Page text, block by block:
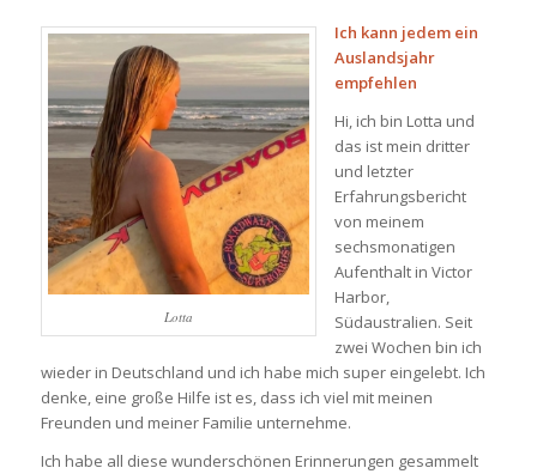
Lotta
Ich kann jedem ein
Auslandsjahr
empfehlen
Hi, ich bin Lotta und
das ist mein dritter
und letzter
Erfahrungsbericht
von meinem
sechsmonatigen
Aufenthalt in Victor
Harbor,
Südaustralien. Seit
zwei Wochen bin ich
wieder in Deutschland und ich habe mich super eingelebt. Ich
denke, eine große Hilfe ist es, dass ich viel mit meinen
Freunden und meiner Familie unternehme.
Ich habe all diese wunderschönen Erinnerungen gesammelt